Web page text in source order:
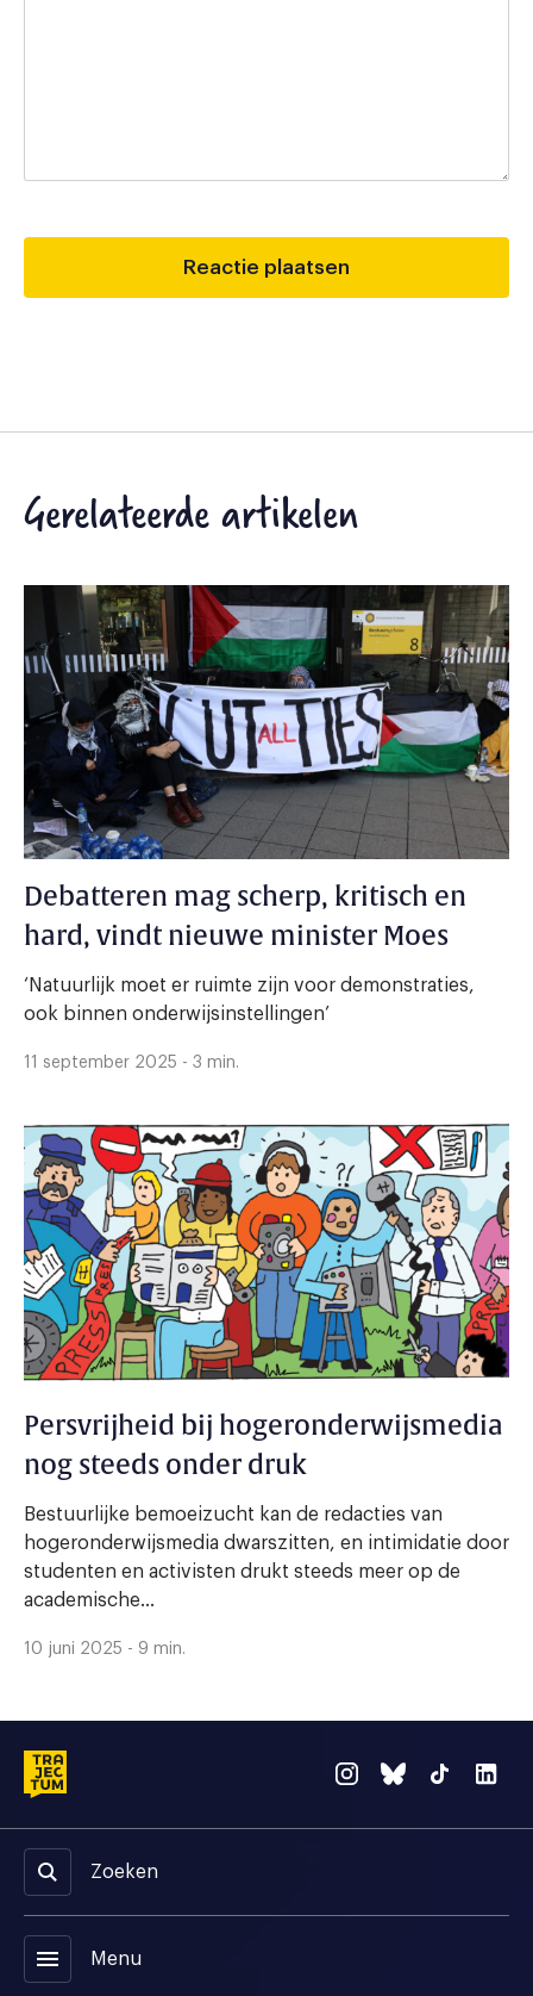
Gerelateerde artikelen
Debatteren mag scherp, kritisch en
hard, vindt nieuwe minister Moes
‘Natuurlijk moet er ruimte zijn voor demonstraties,
ook binnen onderwijsinstellingen’
11 september 2025 - 3 min.
Persvrijheid bij hogeronderwijsmedia
nog steeds onder druk
Bestuurlijke bemoeizucht kan de redacties van
hogeronderwijsmedia dwarszitten, en intimidatie door
studenten en activisten drukt steeds meer op de
academische...
10 juni 2025 - 9 min.
Zoeken
menu Menu